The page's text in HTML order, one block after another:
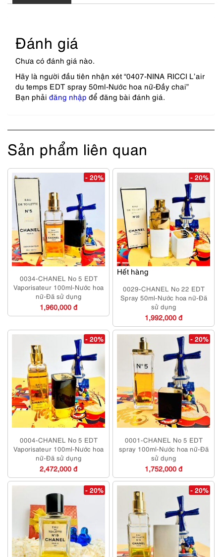
Đánh giá
Chưa có đánh giá nào.
Hãy là người đầu tiên nhận xét “0407-NINA RICCI L’air
du temps EDT spray 50ml-Nước hoa nữ-Đầy chai”
Bạn phải đăng nhập để đăng bài đánh giá.
Sản phẩm liên quan
- 20%
0034-CHANEL No 5 EDT
Vaporisateur 100ml-Nước hoa
nữ-Đã sử dụng
1,960,000 đ
Hết hàng
- 20%
0029-CHANEL No 22 EDT
Spray 50ml-Nước hoa nữ-Đã
sử dụng
1,992,000 đ
- 20%
0004-CHANEL No 5 EDT
Vaporisateur 100ml-Nước hoa
nữ-Đã sử dụng
2,472,000 đ
- 20%
0001-CHANEL No 5 EDT
spray 100ml-Nước hoa nữ-Đã
sử dụng
1,752,000 đ
- 20% - 20%